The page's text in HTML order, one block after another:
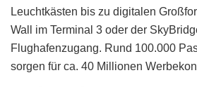
Leuchtkästen bis zu digitalen
Wall im Terminal 3 oder der
Flughafenzugang. Rund 100.000
sorgen für ca. 40 Millionen